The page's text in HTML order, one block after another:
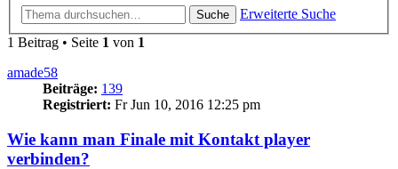
Suche
Erweiterte Suche
1 Beitrag • Seite 1 von 1
amade58
Beiträge: 139
Registriert: Fr Jun 10, 2016 12:25 pm
Wie kann man Finale mit Kontakt player
verbinden?